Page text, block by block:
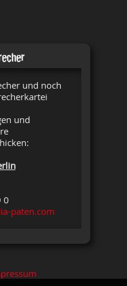
und noch
und
0
paten.com